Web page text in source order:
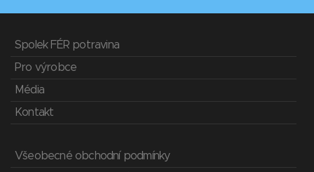
Spolek FÉR potravina
Pro výrobce
Média
Kontakt
Všeobecné obchodní podmínky